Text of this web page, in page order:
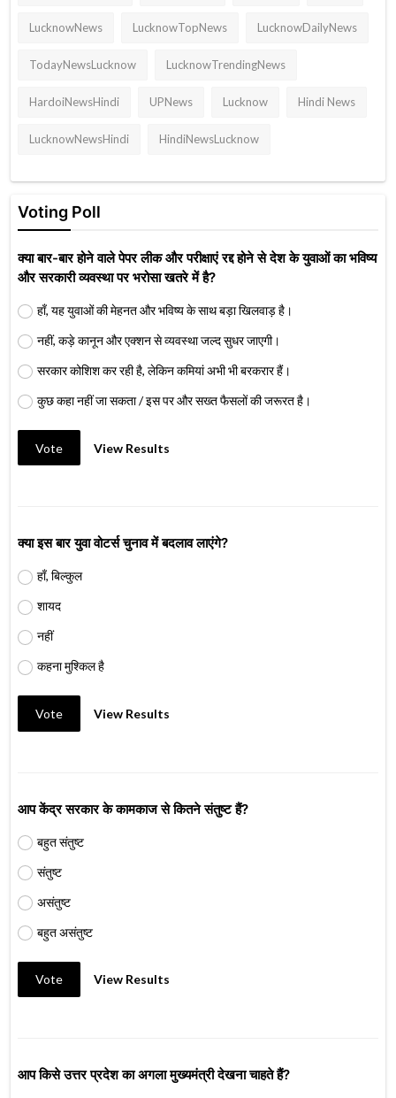
LucknowNews LucknowTopNews LucknowDailyNews
TodayNewsLucknow LucknowTrendingNews
HardoiNewsHindi UPNews Lucknow Hindi News
LucknowNewsHindi HindiNewsLucknow
Voting Poll
क्या बार-बार होने वाले पेपर लीक और परीक्षाएं रद्द होने से देश के युवाओं का भविष्य
और सरकारी व्यवस्था पर भरोसा खतरे में है?
हाँ, यह युवाओं की मेहनत और भविष्य के साथ बड़ा खिलवाड़ है।
नहीं, कड़े कानून और एक्शन से व्यवस्था जल्द सुधर जाएगी।
सरकार कोशिश कर रही है, लेकिन कमियां अभी भी बरकरार हैं।
कुछ कहा नहीं जा सकता / इस पर और सख्त फैसलों की जरूरत है।
Vote View Results
क्या इस बार युवा वोटर्स चुनाव में बदलाव लाएंगे?
हाँ, बिल्कुल
शायद
नहीं
कहना मुश्किल है
Vote View Results
आप केंद्र सरकार के कामकाज से कितने संतुष्ट हैं?
बहुत संतुष्ट
संतुष्ट
असंतुष्ट
बहुत असंतुष्ट
Vote View Results
आप किसे उत्तर प्रदेश का अगला मुख्यमंत्री देखना चाहते हैं?